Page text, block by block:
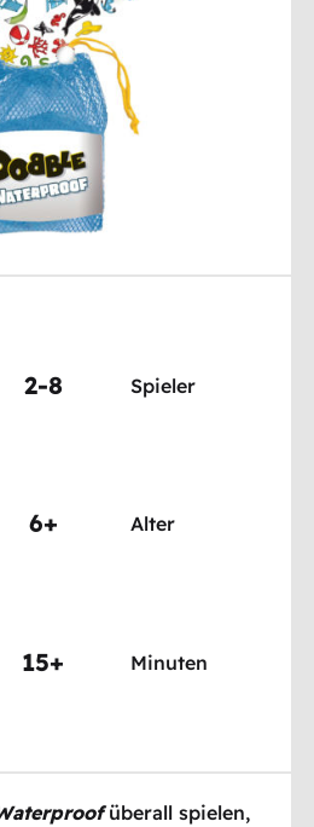
2-8 Spieler
6+ Alter
15+ Minuten
überall spielen,